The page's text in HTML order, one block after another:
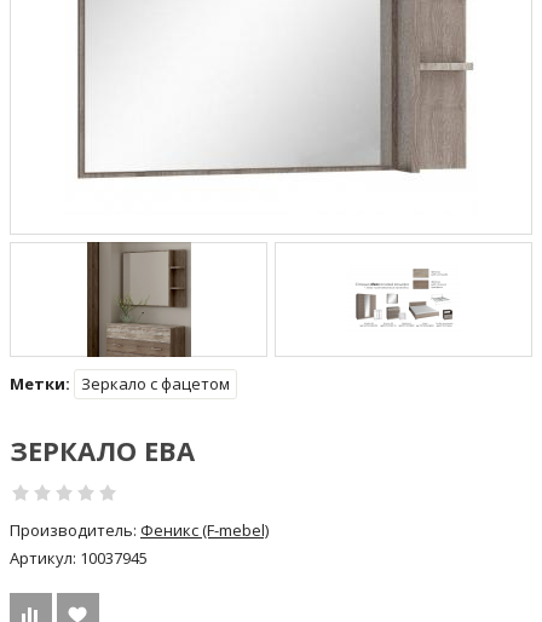
Метки: Зеркало с фацетом
ЗЕРКАЛО ЕВА
Производитель: Феникс (F-mebel)
Артикул: 10037945